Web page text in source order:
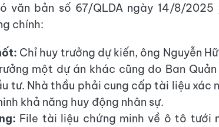
văn bản số 67/QLDA ngày 14/8/2025
chính:
Chỉ huy trưởng dự kiến, ông Nguyễn
một dự án khác cũng do Ban
tư. Nhà thầu phải cung cấp tài liệu xác
khả năng huy động nhân sự.
File tài liệu chứng minh về ô tô tưới